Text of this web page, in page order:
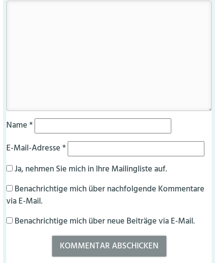
Name*
E-Mail-Adresse*
Ja, nehmen Sie mich in Ihre Mailingliste auf.
Benachrichtige mich über nachfolgende Kommentare
via E-Mail.
Benachrichtige mich über neue Beiträge via E-Mail.